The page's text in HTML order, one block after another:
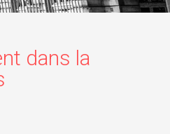
dans la